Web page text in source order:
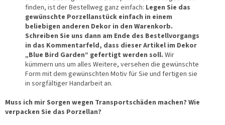
finden, ist der Bestellweg ganz einfach: Legen Sie das
gewünschte Porzellanstück einfach in einem
beliebigen anderen Dekor in den Warenkorb.
Schreiben Sie uns dann am Ende des Bestellvorgangs
in das Kommentarfeld, dass dieser Artikel im Dekor
„Blue Bird Garden“ gefertigt werden soll. Wir
kümmern uns um alles Weitere, versehen die gewünschte
Form mit dem gewünschten Motiv für Sie und fertigen sie
in sorgfältiger Handarbeit an.
Muss ich mir Sorgen wegen Transportschäden machen? Wie
verpacken Sie das Porzellan?